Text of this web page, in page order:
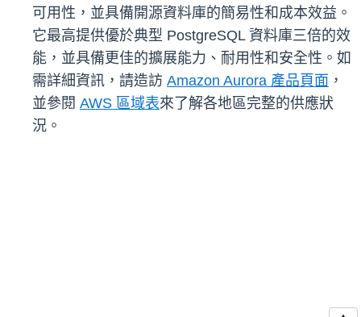
可用性，並具備開源資料庫的簡易性和成本效益。
它最高提供優於典型 PostgreSQL 資料庫三倍的效
能，並具備更佳的擴展能力、耐用性和安全性。如
需詳細資訊，請造訪 Amazon Aurora 產品頁面 ，
並參閱 AWS 區域表來了解各地區完整的供應狀
況。